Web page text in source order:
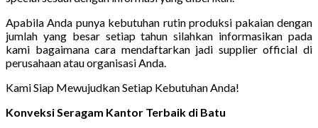
Apabila Anda punya kebutuhan rutin produksi pakaian dengan
jumlah yang besar setiap tahun silahkan informasikan pada
kami bagaimana cara mendaftarkan jadi supplier official di
perusahaan atau organisasi Anda.
Kami Siap Mewujudkan Setiap Kebutuhan Anda!
Konveksi Seragam Kantor Terbaik di Batu